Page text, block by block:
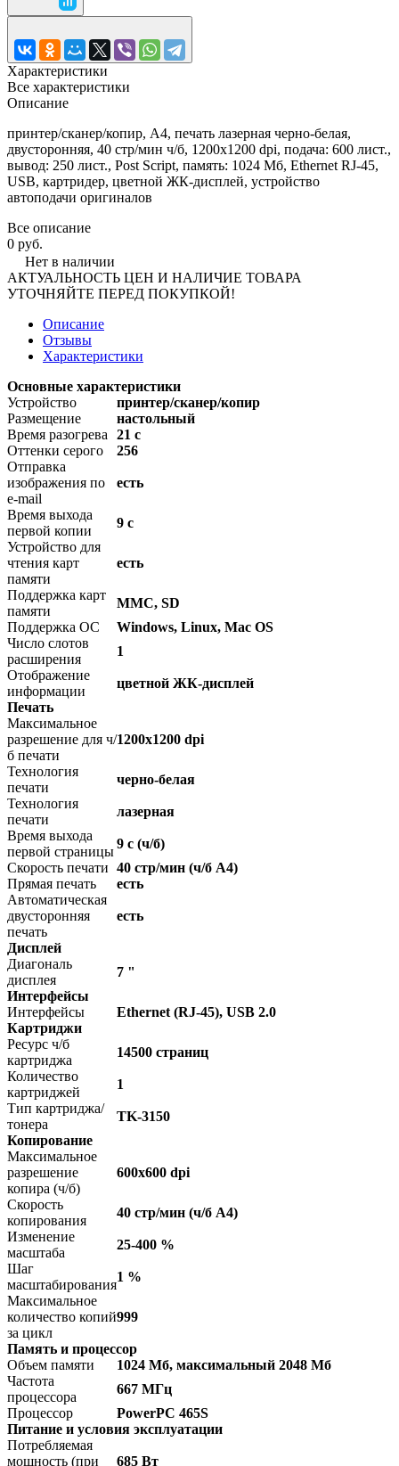
Характеристики
Все характеристики
Описание
принтер/сканер/копир, A4, печать лазерная черно-белая,
двусторонняя, 40 стр/мин ч/б, 1200x1200 dpi, подача: 600 лист.,
вывод: 250 лист., Post Script, память: 1024 Мб, Ethernet RJ-45,
USB, картридер, цветной ЖК-дисплей, устройство
автоподачи оригиналов
Все описание
0 руб.
Нет в наличии
АКТУАЛЬНОСТЬ ЦЕН И НАЛИЧИЕ ТОВАРА
УТОЧНЯЙТЕ ПЕРЕД ПОКУПКОЙ!
Описание
Отзывы
Характеристики
Основные характеристики
Устройство
принтер/сканер/копир
Размещение
настольный
Время разогрева
21 с
Оттенки серого
256
Отправка
изображения по
e-mail
есть
Время выхода
первой копии
9 с
Устройство для
чтения карт
памяти
есть
Поддержка карт
памяти
MMC, SD
Поддержка ОС
Windows, Linux, Mac OS
Число слотов
расширения
1
Отображение
информации
цветной ЖК-дисплей
Печать
Максимальное
разрешение для ч/
б печати
1200x1200 dpi
Технология
печати
черно-белая
Технология
печати
лазерная
Время выхода
первой страницы
9 c (ч/б)
Скорость печати 40 стр/мин (ч/б А4)
Прямая печать
есть
Автоматическая
двусторонняя
печать
есть
Дисплей
Диагональ
дисплея
7 "
Интерфейсы
Интерфейсы
Ethernet (RJ-45), USB 2.0
Картриджи
Ресурс ч/б
картриджа
14500 страниц
Количество
картриджей
1
Тип картриджа/
тонера
TK-3150
Копирование
Максимальное
разрешение
копира (ч/б)
600x600 dpi
Скорость
копирования
40 стр/мин (ч/б А4)
Изменение
масштаба
25-400 %
Шаг
масштабирования
1 %
Максимальное
количество копий
за цикл
999
Память и процессор
Объем памяти
1024 Мб, максимальный 2048 Мб
Частота
процессора
667 МГц
Процессор
PowerPC 465S
Питание и условия эксплуатации
Потребляемая
мощность (при
685 Вт